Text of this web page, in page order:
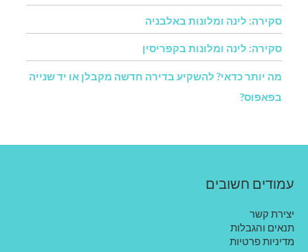
סקירה: לינה ומלונות באלבניה
סקירה: לינה ומלונות בקפריסין
מה יותר כדאי? להשקיע בדירה חדשה מקבלן או יד שנייה
בפאפוס?
עמודים חשובים
יצירת קשר
תנאים והגבלות
מדיניות פרטיות